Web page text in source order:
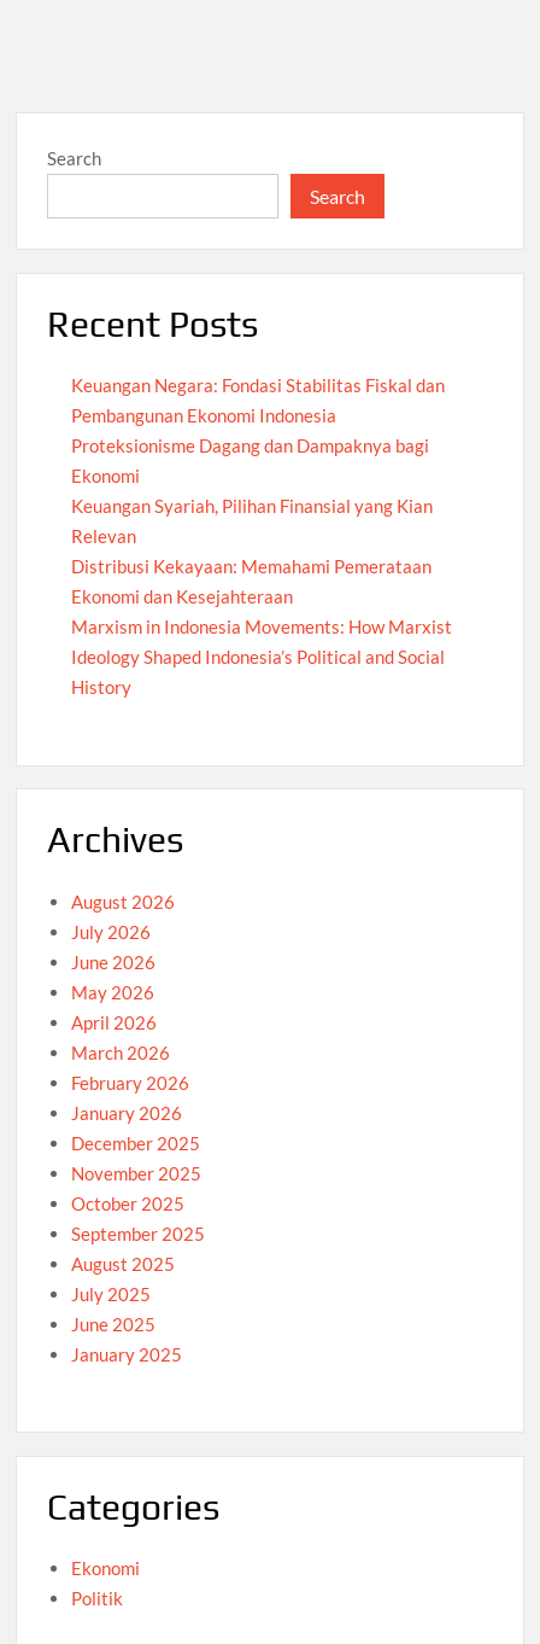
Search
Search
Recent Posts
Keuangan Negara: Fondasi Stabilitas Fiskal dan
Pembangunan Ekonomi Indonesia
Proteksionisme Dagang dan Dampaknya bagi
Ekonomi
Keuangan Syariah, Pilihan Finansial yang Kian
Relevan
Distribusi Kekayaan: Memahami Pemerataan
Ekonomi dan Kesejahteraan
Marxism in Indonesia Movements: How Marxist
Ideology Shaped Indonesia’s Political and Social
History
Archives
August 2026
July 2026
June 2026
May 2026
April 2026
March 2026
February 2026
January 2026
December 2025
November 2025
October 2025
September 2025
August 2025
July 2025
June 2025
January 2025
Categories
Ekonomi
Politik